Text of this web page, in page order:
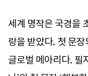
세계 명작은 국경을
랑을 받았다. 첫 문
글로벌 메아리다. 필